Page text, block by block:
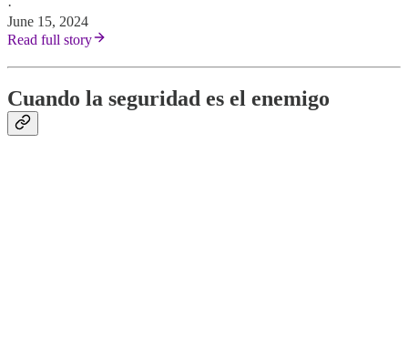
·
June 15, 2024
Read full story
Cuando la seguridad es el enemigo